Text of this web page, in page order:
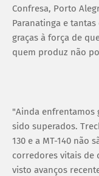
Confresa, Porto
Paranatinga e
graças à força de
quem produz não
"Ainda enfrentamos
sido superados.
130 e a MT-140 não
corredores vitais de
visto avanços